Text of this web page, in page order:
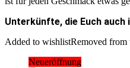
Unterkünfte, die Euch
Added to wishlistRemoved from
Neueröffnung